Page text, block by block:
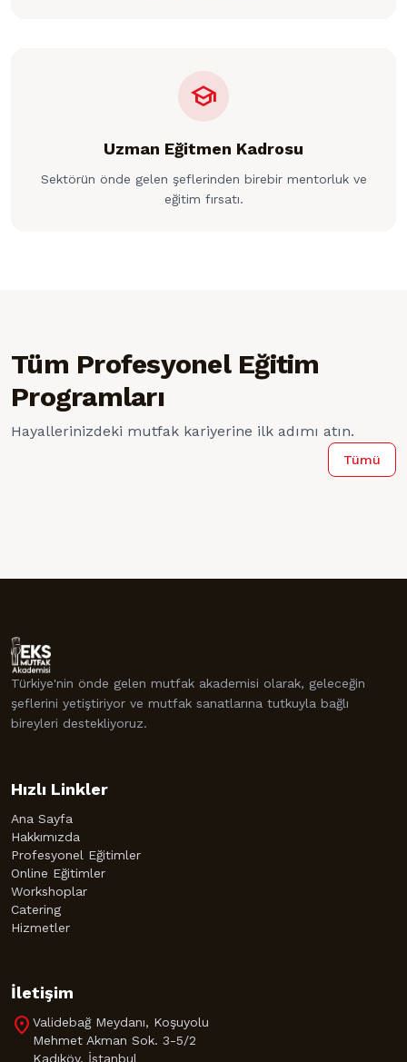
school
Uzman Eğitmen Kadrosu
Sektörün önde gelen şeflerinden birebir mentorluk ve
eğitim fırsatı.
Tüm Profesyonel Eğitim
Programları
Hayallerinizdeki mutfak kariyerine ilk adımı atın.
Tümü
Türkiye'nin önde gelen mutfak akademisi olarak, geleceğin
şeflerini yetiştiriyor ve mutfak sanatlarına tutkuyla bağlı
bireyleri destekliyoruz.
Hızlı Linkler
Ana Sayfa
Hakkımızda
Profesyonel Eğitimler
Online Eğitimler
Workshoplar
Catering
Hizmetler
İletişim
location_on Validebağ Meydanı, Koşuyolu
Mehmet Akman Sok. 3-5/2
Kadıköy, İstanbul